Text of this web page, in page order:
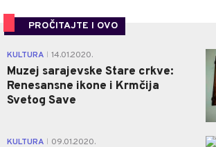
PROČITAJTE I OVO
KULTURA 14.01.2020.
Muzej sarajevske Stare crkve:
Renesansne ikone i Krmčija
Svetog Save
KULTURA 09.01.2020.